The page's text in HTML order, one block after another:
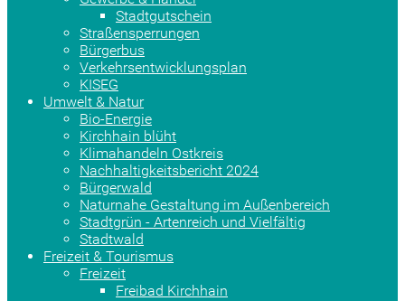
Stadtgutschein
Straßensperrungen
Bürgerbus
Verkehrsentwicklungsplan
KISEG
Umwelt & Natur
Bio-Energie
Kirchhain blüht
Klimahandeln Ostkreis
Nachhaltigkeitsbericht 2024
Bürgerwald
Naturnahe Gestaltung im Außenbereich
Stadtgrün - Artenreich und Vielfältig
Stadtwald
Freizeit & Tourismus
Freizeit
Freibad Kirchhain